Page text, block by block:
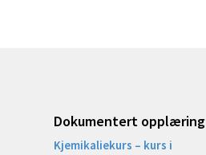
Dokumentert opplæring
Kjemikaliekurs – kurs i